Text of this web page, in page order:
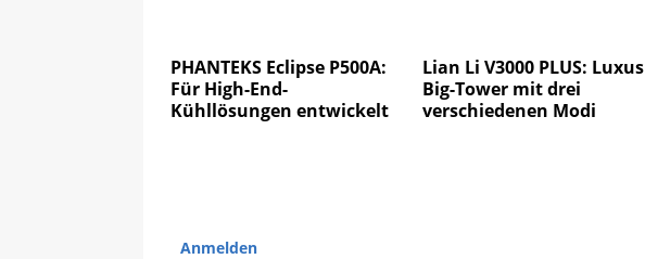
PHANTEKS Eclipse P500A:
Für High-End-
Kühllösungen entwickelt
Lian Li V3000 PLUS: Luxus
Big-Tower mit drei
verschiedenen Modi
Anmelden